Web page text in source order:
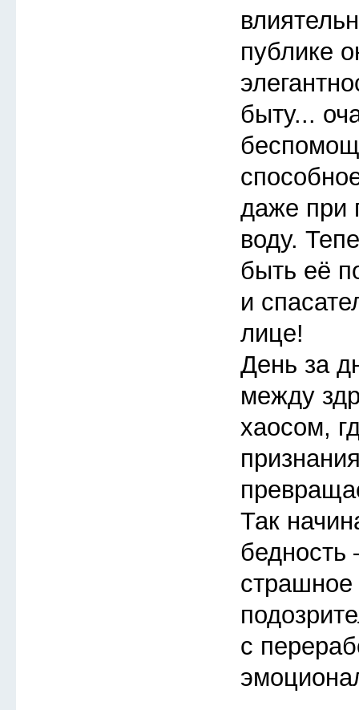
публике
быту...
даже при
воду.
быть её
и
лице!
День за
между
хаосом,
Так
с